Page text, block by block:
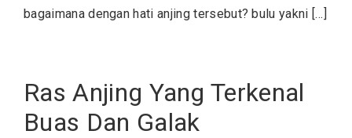
bagaimana dengan hati anjing tersebut? bulu yakni […]
Ras Anjing Yang Terkenal
Buas Dan Galak